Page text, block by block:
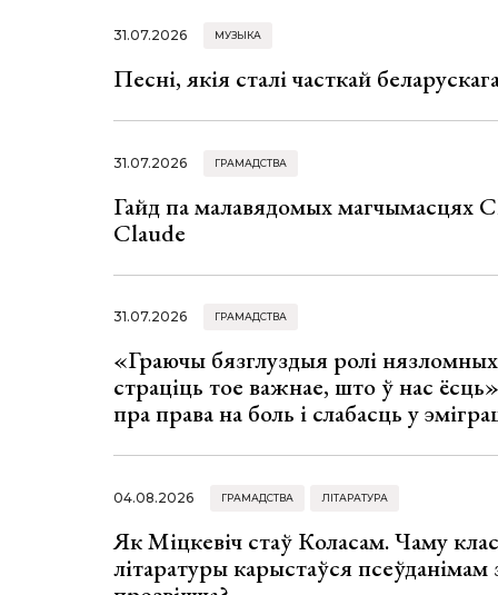
31.07.2026 МУЗЫКА
Песні, якія сталі часткай
31.07.2026 ГРАМАДСТВА
Гайд па малавядомых магчымасцях
Claude
31.07.2026 ГРАМАДСТВА
«Граючы бязглуздыя ролі
страціць тое важнае, што ў нас
пра права на боль і слабасць у
04.08.2026 ГРАМАДСТВА ЛІТАРАТУРА
Як Міцкевіч стаў Коласам. Чаму
літаратуры карыстаўся псеўданімам